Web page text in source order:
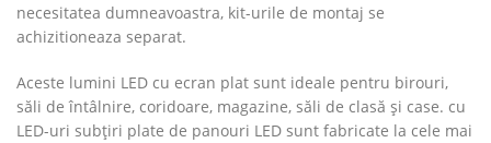
necesitatea dumneavoastra, kit-urile de montaj se
achizitioneaza separat.
Aceste lumini LED cu ecran plat sunt ideale pentru birouri,
săli de întâlnire, coridoare, magazine, săli de clasă și case. cu
LED-uri subțiri plate de panouri LED sunt fabricate la cele mai